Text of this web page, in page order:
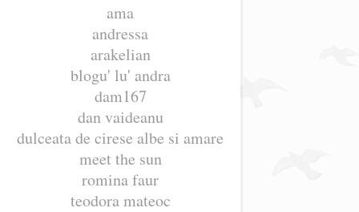
ama
andressa
arakelian
blogu' lu' andra
dam167
dan vaideanu
dulceata de cirese albe si amare
meet the sun
romina faur
teodora mateoc